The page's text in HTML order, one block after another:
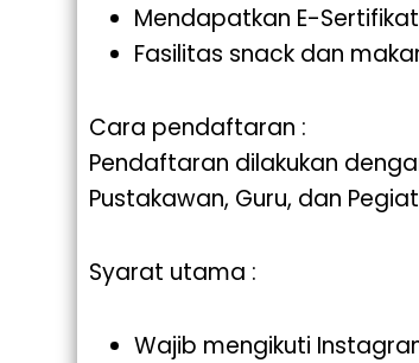
Mendapatkan E-
Fasilitas snack dan
Cara pendaftaran :
Pendaftaran dilakukan
Pustakawan, Guru, dan
Syarat utama :
Wajib mengikuti